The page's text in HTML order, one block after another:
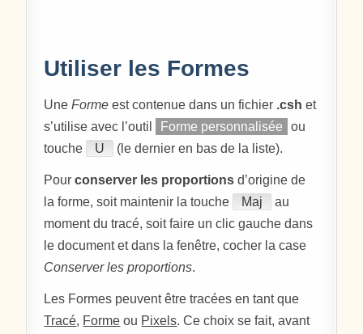
Utiliser les Formes
UneForme est contenue dans un fichier .csh et
s’utilise avec l’outil
Forme personnalisée
ou
touche
U (le dernier en bas de la liste).
Pourconserver les proportions d’origine de
la forme, soit maintenir la touche
Maj
au
moment du tracé, soit faire un clic gauche dans
le document et dans la fenêtre, cocher la case
Conserver les proportions.
Les Formes peuvent être tracées en tant que
Tracé, Forme ou Pixels. Ce choix se fait, avant